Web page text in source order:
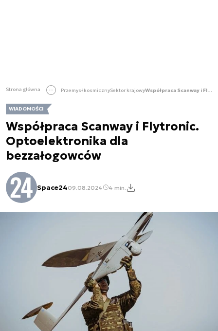
Strona główna Przemysł kosmicznySektor krajowy Współpraca Scanway i Flytronic. Optoelektronika dla bezzałogowców
WIADOMOŚCI
Współpraca Scanway i Flytronic.
Optoelektronika dla
bezzałogowców
Space2409.08.2024 4 min.